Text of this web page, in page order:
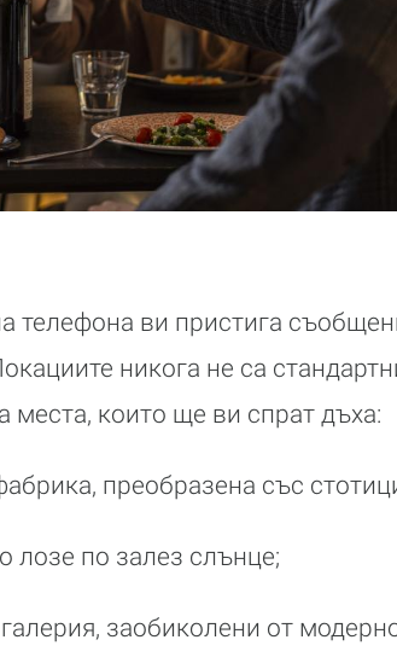
телефона ви пристига
никога не са
места, които ще ви спрат дъха:
преобразена със
лозе по залез слънце;
заобиколени от